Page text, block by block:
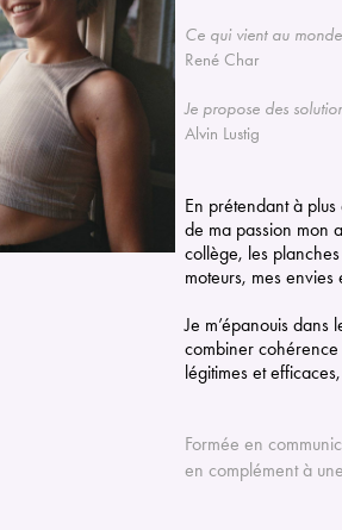
Ce qui vient au
René Char
Je propose des
Alvin Lustig
En prétendant à
de ma passion mon
collège, les
moteurs, mes
Je m’épanouis
combiner cohérence
légitimes et
Formée en
en complément à